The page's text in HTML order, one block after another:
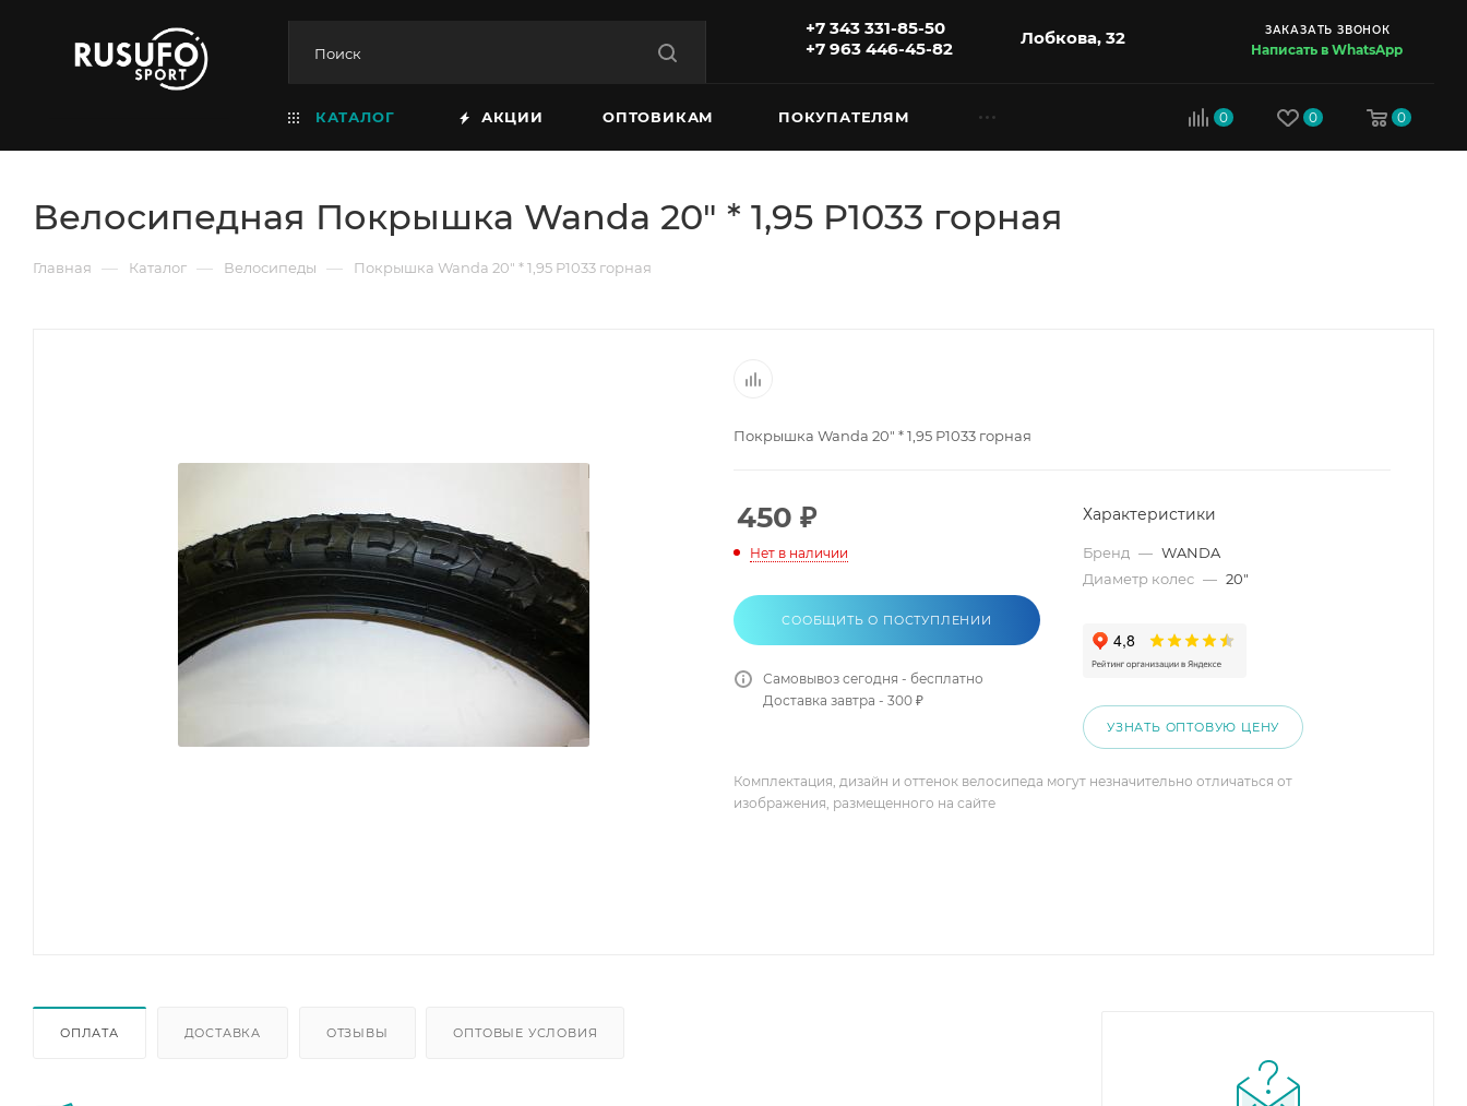
+7 343 331-85-50
+7 963 446-45-82
Лобкова, 32 ЗАКАЗАТЬ ЗВОНОК
Написать в WhatsApp
0 0 0
КАТАЛОГ АКЦИИ ОПТОВИКАМ ПОКУПАТЕЛЯМ
Велосипедная Покрышка Wanda 20" * 1,95 P1033 горная
Главная — Каталог — Велосипеды — Покрышка Wanda 20" * 1,95 P1033 горная
Покрышка Wanda 20" * 1,95 P1033 горная
450 ₽
Нет в наличии
СООБЩИТЬ О ПОСТУПЛЕНИИ
Самовывоз сегодня - бесплатно
Доставка завтра - 300 ₽
Характеристики
Бренд — WANDA
Диаметр колес — 20"
УЗНАТЬ ОПТОВУЮ ЦЕНУ
Комплектация, дизайн и оттенок велосипеда могут незначительно отличаться от
изображения, размещенного на сайте
ОПЛАТА ДОСТАВКА ОТЗЫВЫ ОПТОВЫЕ УСЛОВИЯ